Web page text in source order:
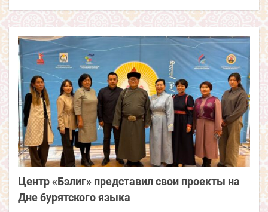
Центр «Бэлиг» представил свои проекты на
Дне бурятского языка